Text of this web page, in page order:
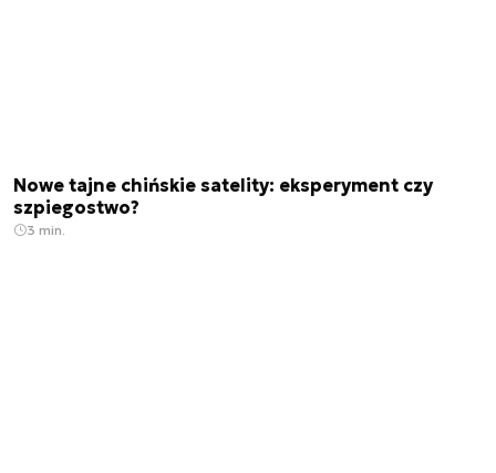
Nowe tajne chińskie satelity: eksperyment czy
szpiegostwo?
3 min.